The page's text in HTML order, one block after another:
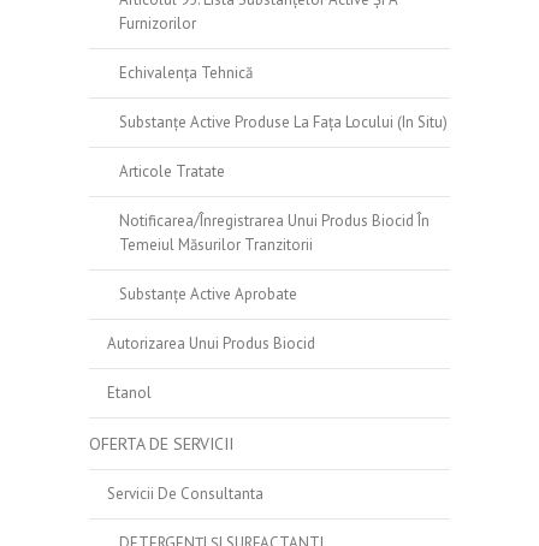
Furnizorilor
Echivalența Tehnică
Substanțe Active Produse La Fața Locului (in Situ)
Articole Tratate
Notificarea/înregistrarea Unui Produs Biocid În
Temeiul Măsurilor Tranzitorii
Substanțe Active Aprobate
Autorizarea Unui Produs Biocid
Etanol
OFERTA DE SERVICII
Servicii De Consultanta